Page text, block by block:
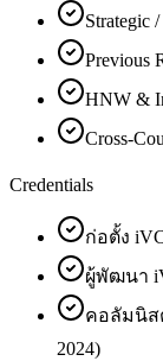
Strategic
Previous
HNW &
Cross-
Credentials
ก่อตั้ง iVC
ผู้พัฒนา
คอลัมนิสต์
2024)